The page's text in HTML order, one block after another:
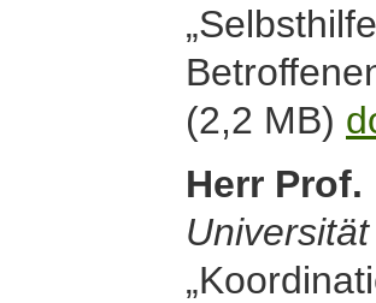
(2,2 MB)
Herr Prof.